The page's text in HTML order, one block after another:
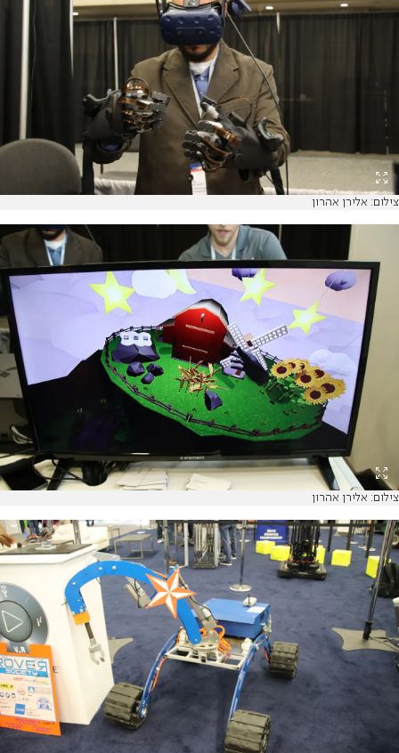
צילום: אלירן אהרון
צילום: אלירן אהרון